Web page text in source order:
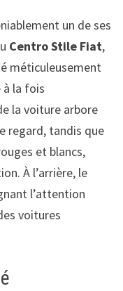
un de ses
Centro Stile Fiat,
méticuleusement
la fois
la voiture arbore
regard, tandis que
et blancs,
À l’arrière, le
l’attention
voitures